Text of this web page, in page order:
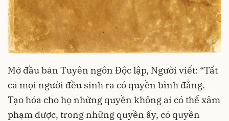
Mở đầu bản Tuyên ngôn Độc lập, Người viết: “Tất
cả mọi người đều sinh ra có quyền bình đẳng.
Tạo hóa cho họ những quyền không ai có thể xâm
phạm được, trong những quyền ấy, có quyền